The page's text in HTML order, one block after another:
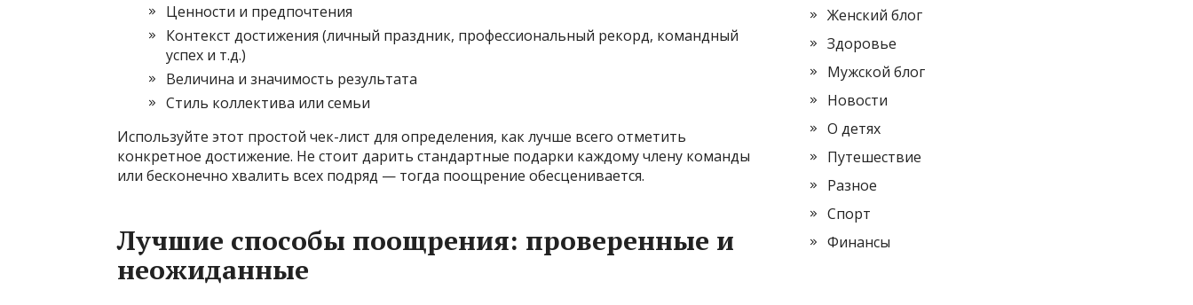
Ценности и предпочтения
Контекст достижения (личный праздник, профессиональный рекорд, командный
успех и т.д.)
Величина и значимость результата
Стиль коллектива или семьи
Используйте этот простой чек-лист для определения, как лучше всего отметить
конкретное достижение. Не стоит дарить стандартные подарки каждому члену команды
или бесконечно хвалить всех подряд — тогда поощрение обесценивается.
Лучшие способы поощрения: проверенные и
неожиданные
Женский блог
Здоровье
Мужской блог
Новости
О детях
Путешествие
Разное
Спорт
Финансы